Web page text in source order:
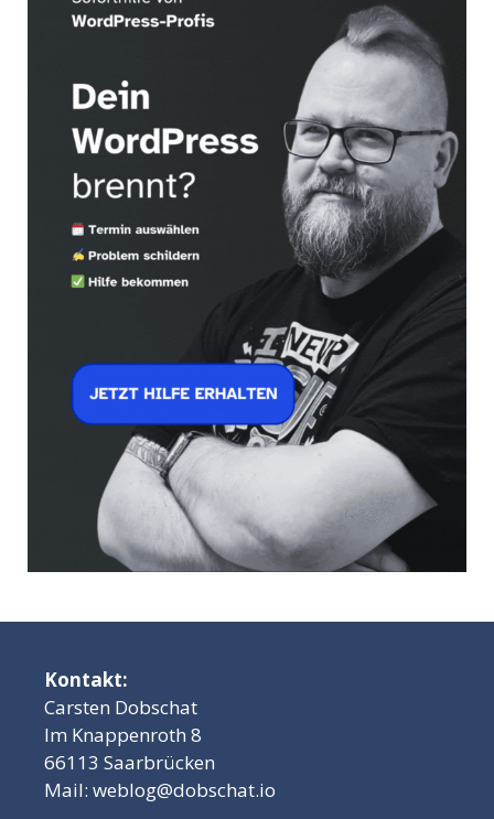
Kontakt:
Carsten Dobschat
Im Knappenroth 8
66113 Saarbrücken
Mail: weblog@dobschat.io